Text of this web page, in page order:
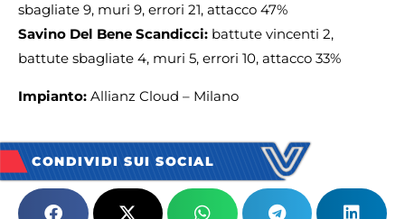
sbagliate 9, muri 9, errori 21, attacco 47%
Savino Del Bene Scandicci: battute vincenti 2,
battute sbagliate 4, muri 5, errori 10, attacco 33%
Impianto: Allianz Cloud – Milano
CONDIVIDI SUI SOCIAL